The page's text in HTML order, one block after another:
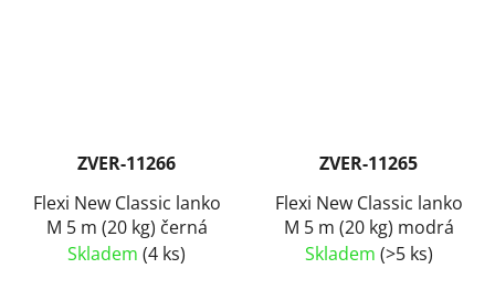
ZVER-11266
Flexi New Classic lanko
M 5 m (20 kg) černá
Skladem (4 ks)
ZVER-11265
Flexi New Classic lanko
M 5 m (20 kg) modrá
Skladem (>5 ks)